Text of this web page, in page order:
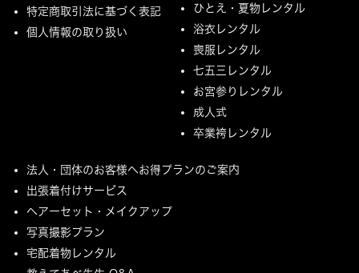
特定商取引法に基づく表記
個人情報の取り扱い
ひとえ・夏物レンタル
浴衣レンタル
喪服レンタル
七五三レンタル
お宮参りレンタル
成人式
卒業袴レンタル
法人・団体のお客様へお得プランのご案内
出張着付けサービス
ヘアーセット・メイクアップ
写真撮影プラン
宅配着物レンタル